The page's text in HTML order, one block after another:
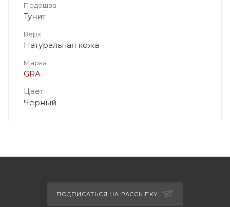
Подошва
Тунит
Верх
Натуральная кожа
Марка
GRA
Цвет
Черный
ПОДПИСАТЬСЯ НА РАССЫЛКУ